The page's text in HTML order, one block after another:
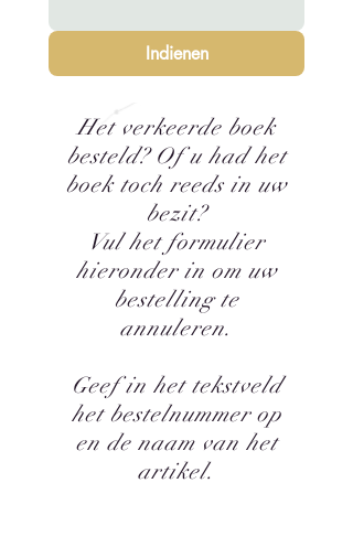
Indienen
Het verkeerde boek
besteld? Of u had het
boek toch reeds in uw
bezit?
Vul het formulier
hieronder in om uw
bestelling te
annuleren.
Geef in het tekstveld
het bestelnummer op
en de naam van het
artikel.